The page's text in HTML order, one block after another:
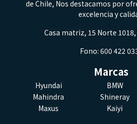
de Chile, Nos destacamos por
excelencia y
Casa matriz, 15 Norte 1018,
Fono: 600 422
Marcas
Hyundai BMW
Mahindra
Shineray
Maxus
Kaiyi